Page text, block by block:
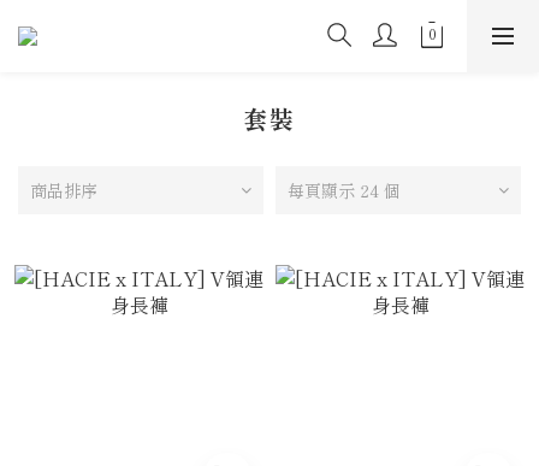
套裝
商品排序 每頁顯示 24 個